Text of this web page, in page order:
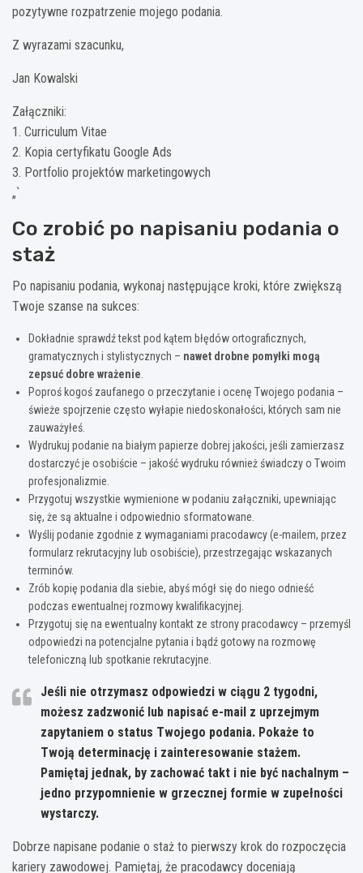
pozytywne rozpatrzenie mojego podania.
Z wyrazami szacunku,
Jan Kowalski
Załączniki:
1. Curriculum Vitae
2. Kopia certyfikatu Google Ads
3. Portfolio projektów marketingowych
„`
Co zrobić po napisaniu podania o
staż
Po napisaniu podania, wykonaj następujące kroki, które zwiększą
Twoje szanse na sukces:
Dokładnie sprawdź tekst pod kątem błędów ortograficznych,
gramatycznych i stylistycznych – nawet drobne pomyłki mogą
zepsuć dobre wrażenie
Poproś kogoś zaufanego o przeczytanie i ocenę Twojego podania –
świeże spojrzenie często wyłapie niedoskonałości, których sam nie
zauważyłeś.
Wydrukuj podanie na białym papierze dobrej jakości, jeśli zamierzasz
dostarczyć je osobiście – jakość wydruku również świadczy o Twoim
profesjonalizmie.
Przygotuj wszystkie wymienione w podaniu załączniki, upewniając
się, że są aktualne i odpowiednio sformatowane.
Wyślij podanie zgodnie z wymaganiami pracodawcy (e-mailem, przez
formularz rekrutacyjny lub osobiście), przestrzegając wskazanych
terminów.
Zrób kopię podania dla siebie, abyś mógł się do niego odnieść
podczas ewentualnej rozmowy kwalifikacyjnej.
Przygotuj się na ewentualny kontakt ze strony pracodawcy – przemyśl
odpowiedzi na potencjalne pytania i bądź gotowy na rozmowę
telefoniczną lub spotkanie rekrutacyjne.
Jeśli nie otrzymasz odpowiedzi w ciągu 2 tygodni,
możesz zadzwonić lub napisać e-mail z uprzejmym
zapytaniem o status Twojego podania. Pokaże to
Twoją determinację i zainteresowanie stażem.
Pamiętaj jednak, by zachować takt i nie być nachalnym –
jedno przypomnienie w grzecznej formie w zupełności
wystarczy.
Dobrze napisane podanie o staż to pierwszy krok do rozpoczęcia
kariery zawodowej. Pamiętaj, że pracodawcy doceniają